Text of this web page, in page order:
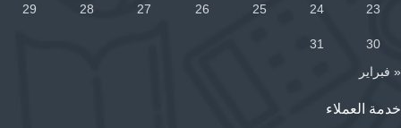
23
24
25
26
27
28
29
30
31
« فبراير
خدمة العملاء